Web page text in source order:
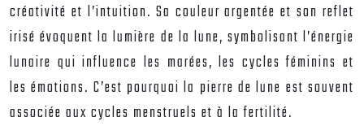
créativité et l’intuition. Sa couleur argentée et son reflet
irisé évoquent la lumière de la lune, symbolisant l’énergie
lunaire qui influence les marées, les cycles féminins et
les émotions. C’est pourquoi la pierre de lune est souvent
associée aux cycles menstruels et à la fertilité.